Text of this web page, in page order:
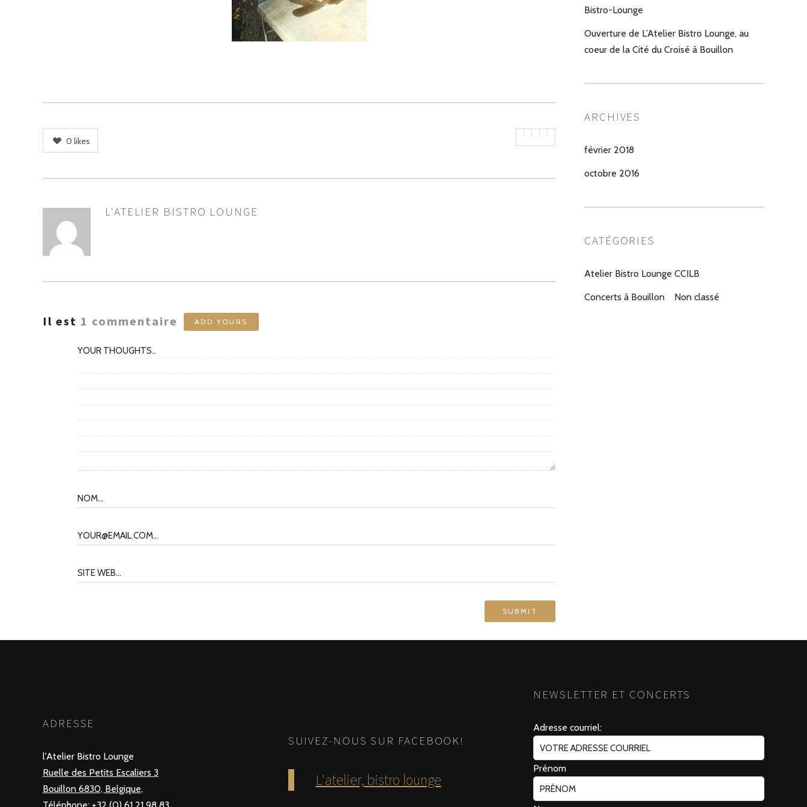
0 likes
ASSIGNER
L'ATELIER BISTRO LOUNGE
Il est 1 commentaire ADD YOURS
Bistro-Lounge
Ouverture de L’Atelier Bistro Lounge, au
coeur de la Cité du Croisé à Bouillon
ARCHIVES
février 2018
octobre 2016
CATÉGORIES
Atelier Bistro Lounge CCILB
Concerts à Bouillon Non classé
ADRESSE
l'Atelier Bistro Lounge
Ruelle des Petits Escaliers 3
Bouillon 6830, Belgique,
SUIVEZ-NOUS SUR FACEBOOK!
L'atelier, bistro lounge
NEWSLETTER ET CONCERTS
Adresse courriel:
Prénom